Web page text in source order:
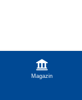
Magazin